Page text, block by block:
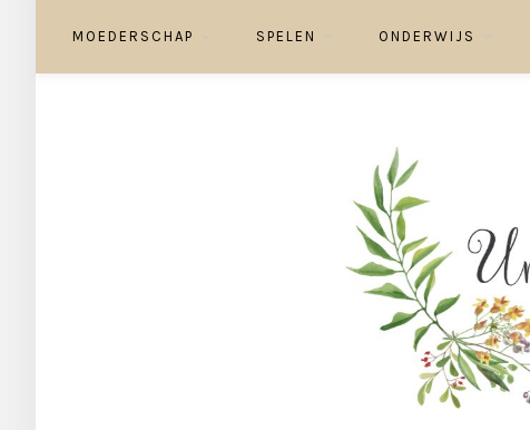
MOEDERSCHAP SPELEN ONDERWIJS